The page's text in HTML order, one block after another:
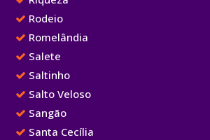
Rodeio
Romelândia
Salete
Saltinho
Salto Veloso
Sangão
Santa Cecília